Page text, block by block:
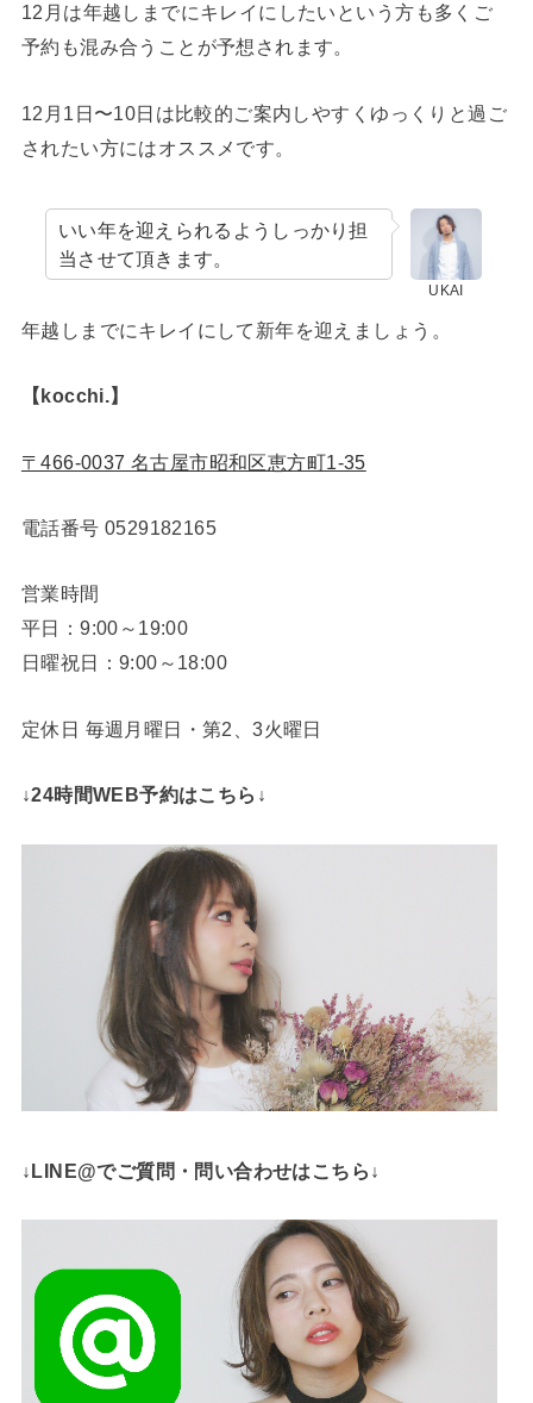
12月は年越しまでにキレイにしたいという方も多くご
予約も混み合うことが予想されます。
12月1日〜10日は比較的ご案内しやすくゆっくりと過ご
されたい方にはオススメです。
UKAI
いい年を迎えられるようしっかり担
当させて頂きます。
年越しまでにキレイにして新年を迎えましょう。
【kocchi.】
〒466-0037 名古屋市昭和区恵方町1-35
電話番号 0529182165
営業時間
平日：9:00～19:00
日曜祝日：9:00～18:00
定休日 毎週月曜日・第2、3火曜日
↓24時間WEB予約はこちら↓
↓LINE@でご質問・問い合わせはこちら↓